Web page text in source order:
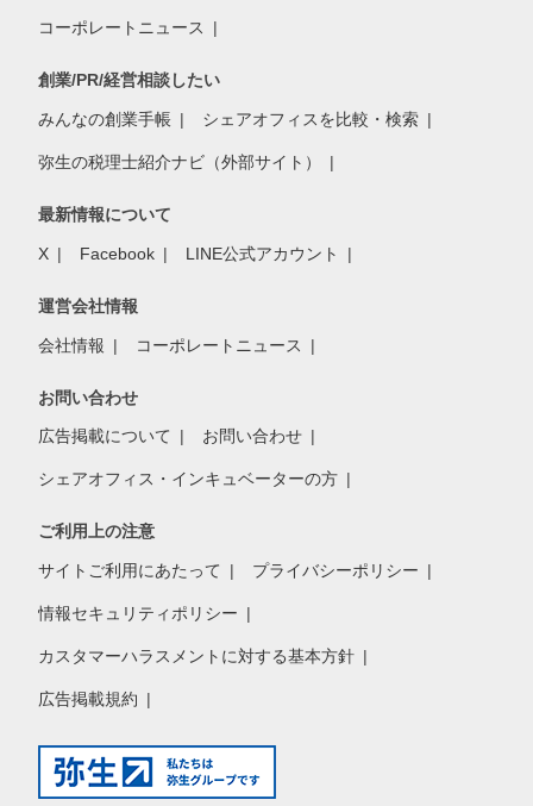
コーポレートニュース
創業/PR/経営相談したい
みんなの創業手帳 シェアオフィスを比較・検索
弥生の税理士紹介ナビ（外部サイト）
最新情報について
X Facebook LINE公式アカウント
運営会社情報
会社情報 コーポレートニュース
お問い合わせ
広告掲載について お問い合わせ
シェアオフィス・インキュベーターの方
ご利用上の注意
サイトご利用にあたって プライバシーポリシー
情報セキュリティポリシー
カスタマーハラスメントに対する基本方針
広告掲載規約